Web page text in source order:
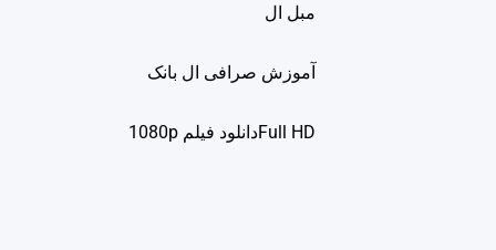
مبل ال
آموزش صرافی ال بانک
Full HDدانلود فيلم 1080p